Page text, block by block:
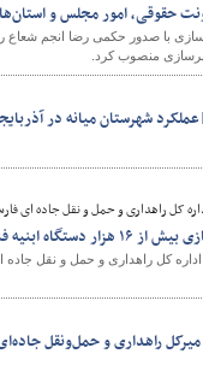
حقوقی، امور مجلس و
با صدور حکمی رضا انجم
منصوب کرد.
شهرستان میانه در آذربایجان شرقی در ۶
کل راهداری و حمل و نقل جاده ای
دستگاه ابنیه فنی
راهداری و حمل‌ونقل